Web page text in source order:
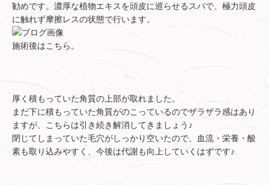
勧めです。濃厚な植物エキスを頭皮に巡らせるスパで、極力頭皮
に触れず摩擦レスの状態で行います。
施術後はこちら。
厚く積もっていた角質の上部が取れました。
まだ下に積もっていた角質がのこっているのでザラザラ感はあり
ますが、こちらは引き続き解消してきましょう♪
閉じてしまっていた毛穴がしっかり空いたので、血流・栄養・酸
素も取り込みやすく、今後は代謝も向上していくはずです♪